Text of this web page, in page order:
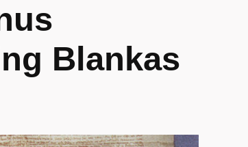
Blankas